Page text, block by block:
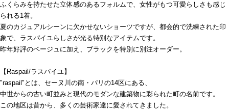
ふくらみを持たせた立体感のあるフォルムで、女性がもつ可愛らしさも感じ
られる1着。
夏のカジュアルシーンに欠かせないショーツですが、都会的で洗練された印
象で、ラスパイユらしさが光る特別なアイテムです。
昨年好評のベージュに加え、ブラックを特別に別注オーダー。
【Raspail/ラスパイユ】
"raspail"とは、セーヌ川の南・パリの14区にある、
中世からの古い町並みと現代のモダンな建築物に彩られた町の名前です。
この地区は昔から、多くの芸術家達に愛されてきました。